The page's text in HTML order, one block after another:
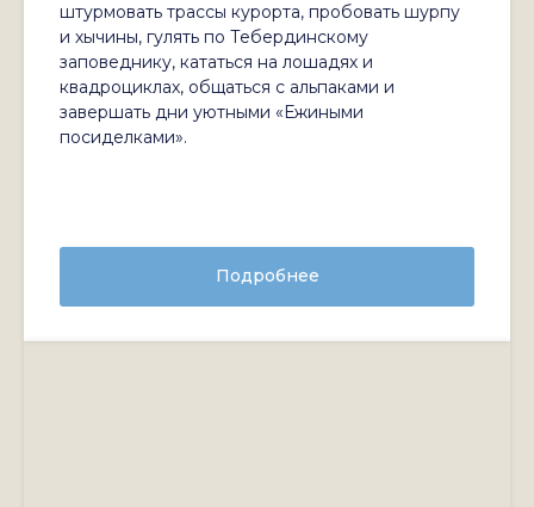
штурмовать трассы курорта, пробовать шурпу
и хычины, гулять по Тебердинскому
заповеднику, кататься на лошадях и
квадроциклах, общаться с альпаками и
завершать дни уютными «Ежиными
посиделками».
Подробнее